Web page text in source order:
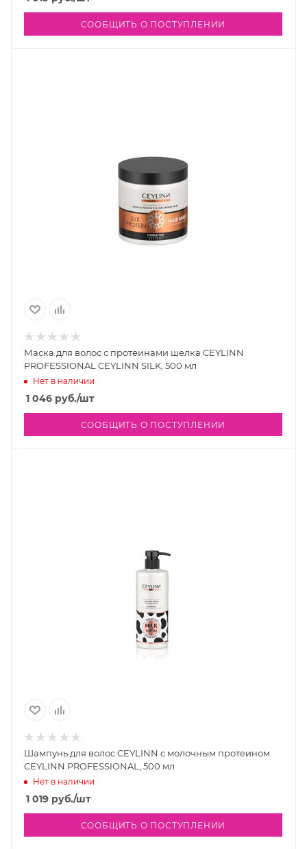
СООБЩИТЬ О ПОСТУПЛЕНИИ
Маска для волос с протеинами шелка CEYLINN
PROFESSIONAL CEYLINN SILK, 500 мл
Нет в наличии
1 046 руб./шт
СООБЩИТЬ О ПОСТУПЛЕНИИ
Шампунь для волос CEYLINN с молочным протеином
CEYLINN PROFESSIONAL, 500 мл
Нет в наличии
1 019 руб./шт
СООБЩИТЬ О ПОСТУПЛЕНИИ